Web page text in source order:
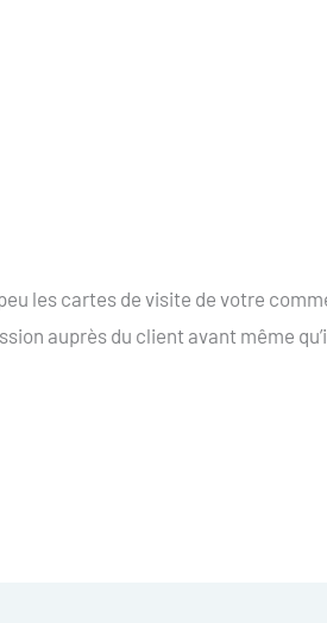
les cartes de visite de votre
auprès du client avant même